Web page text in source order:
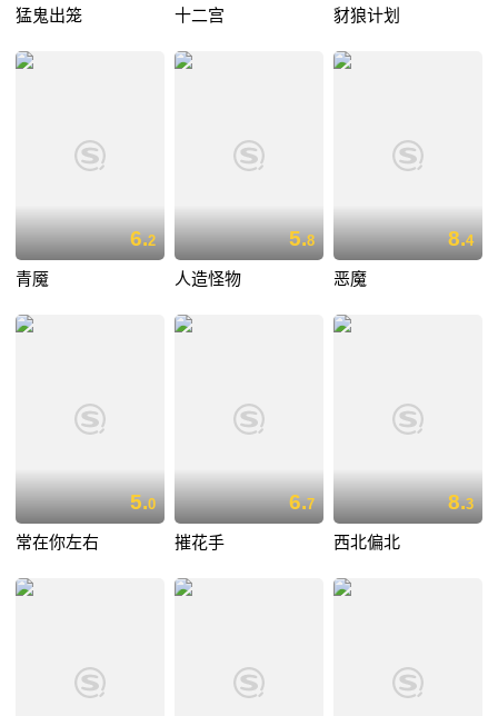
猛鬼出笼 十二宫 豺狼计划
6.2
青魇
5.8
人造怪物
8.4
恶魔
5.0
常在你左右
6.7
摧花手
8.3
西北偏北